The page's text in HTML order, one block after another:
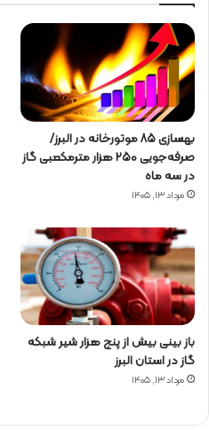
بهسازی ۸۵ موتورخانه در البرز/
صرفه‌جویی ۲۵۰ هزار مترمکعبی گاز
در سه ماه
مرداد ۱۳, ۱۴۰۵
باز بینی بیش از پنج هزار شیر شبکه
گاز در استان البرز
مرداد ۱۳, ۱۴۰۵